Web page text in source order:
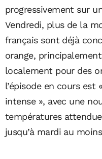
progressivement sur
Vendredi, plus de la
français sont déjà
orange,
localement pour des
l’épisode en cours est
intense », avec une
températures
jusqu’à mardi au